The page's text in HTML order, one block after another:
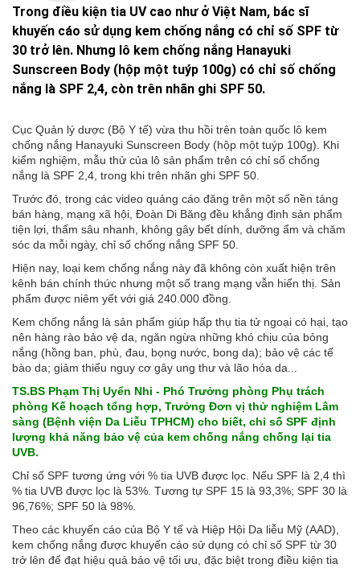
Trong điều kiện tia UV cao như ở Việt Nam, bác sĩ
khuyến cáo sử dụng kem chống nắng có chỉ số SPF từ
30 trở lên. Nhưng lô kem chống nắng Hanayuki
Sunscreen Body (hộp một tuýp 100g) có chỉ số chống
nắng là SPF 2,4, còn trên nhãn ghi SPF 50.
Cục Quản lý dược (Bộ Y tế) vừa thu hồi trên toàn quốc lô kem
chống nắng Hanayuki Sunscreen Body (hộp một tuýp 100g). Khi
kiểm nghiệm, mẫu thử của lô sản phẩm trên có chỉ số chống
nắng là SPF 2,4, trong khi trên nhãn ghi SPF 50.
Trước đó, trong các video quảng cáo đăng trên một số nền tảng
bán hàng, mạng xã hội, Đoàn Di Băng đều khẳng định sản phẩm
tiện lợi, thấm sâu nhanh, không gây bết dính, dưỡng ẩm và chăm
sóc da mỗi ngày, chỉ số chống nắng SPF 50.
Hiện nay, loại kem chống nắng này đã không còn xuất hiện trên
kênh bán chính thức nhưng một số trang mạng vẫn hiển thị. Sản
phẩm được niêm yết với giá 240.000 đồng.
Kem chống nắng là sản phẩm giúp hấp thụ tia tử ngoại có hại, tạo
nên hàng rào bảo vệ da, ngăn ngừa những khó chịu của bỏng
nắng (hồng ban, phù, đau, bọng nước, bong da); bảo vệ các tế
bào da; giảm thiểu nguy cơ gây ung thư và lão hóa da...
TS.BS Phạm Thị Uyển Nhi - Phó Trưởng phòng Phụ trách
phòng Kế hoạch tổng hợp, Trưởng Đơn vị thử nghiệm Lâm
sàng (Bệnh viện Da Liễu TPHCM) cho biết, chỉ số SPF định
lượng khả năng bảo vệ của kem chống nắng chống lại tia
UVB.
Chỉ số SPF tương ứng với % tia UVB được lọc. Nếu SPF là 2,4 thì
% tia UVB được lọc là 53%. Tương tự SPF 15 là 93,3%; SPF 30 là
96,76%; SPF 50 là 98%.
Theo các khuyến cáo của Bộ Y tế và Hiệp Hội Da liễu Mỹ (AAD),
kem chống nắng được khuyến cáo sử dụng có chỉ số SPF từ 30
trở lên để đạt hiệu quả bảo vệ tối ưu, đặc biệt trong điều kiện tia